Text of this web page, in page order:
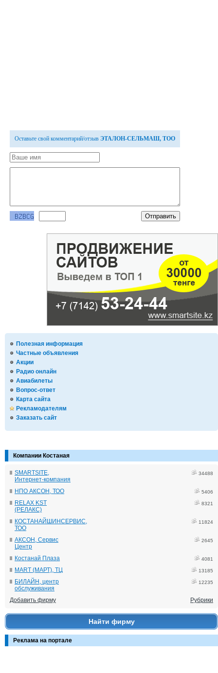
Полезная информация
Частные объявления
Акции
Радио онлайн
Авиабилеты
Вопрос-ответ
Карта сайта
Рекламодателям
Заказать сайт
Компании Костаная
SMARTSITE,
Интернет-компания
34488
НПО АКСОН, ТОО 5406
RELAX KST
(РЕЛАКС)
8321
КОСТАНАЙШИНСЕРВИС,
ТОО
11824
АКСОН, Сервис
Центр
2645
Костанай Плаза 4081
MART (МАРТ), ТЦ 13185
БИЛАЙН, центр
обслуживания
12235
Добавить фирму Рубрики
Найти фирму
Реклама на портале
Оставьте свой комментарий/отзыв ЭТАЛОН-СЕЛЬМАШ, ТОО